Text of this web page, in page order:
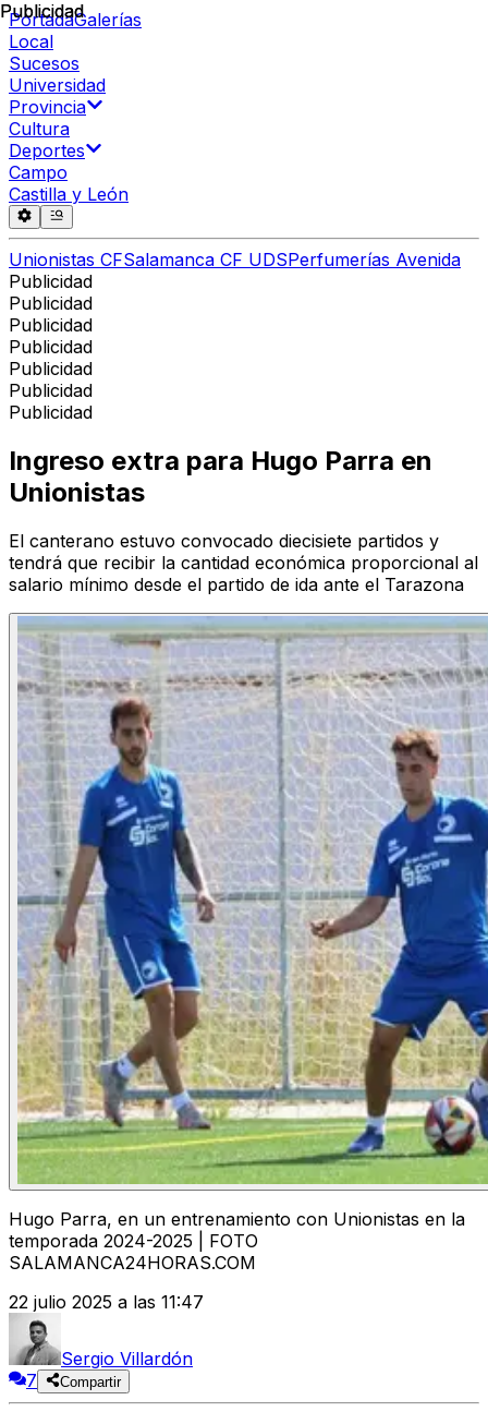
PortadaGalerías
Local
Sucesos
Universidad
Provincia
Cultura
Deportes
Campo
Castilla y León
Unionistas CFSalamanca CF UDSPerfumerías Avenida
Publicidad
Publicidad
Publicidad
Publicidad
Publicidad
Publicidad
Publicidad
Publicidad
Ingreso extra para Hugo Parra en
Unionistas
El canterano estuvo convocado diecisiete partidos y
tendrá que recibir la cantidad económica proporcional al
salario mínimo desde el partido de ida ante el Tarazona
Hugo Parra, en un entrenamiento con Unionistas en la
temporada 2024-2025 | FOTO
SALAMANCA24HORAS.COM
22 julio 2025 a las 11:47
Sergio Villardón
7
Compartir
Publicidad